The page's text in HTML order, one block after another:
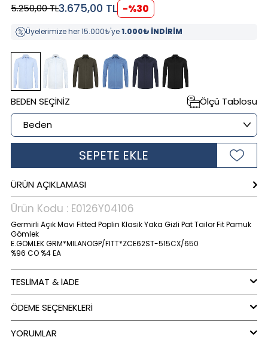
5.250,00TL3.675,00 TL -%30
Üyelerimize her 15.000₺'ye1.000₺ İNDİRİM
BEDEN SEÇINIZ Ölçü Tablosu
SEPETE EKLE
ÜRÜN AÇIKLAMASI
Ürün Kodu : E0126Y04106
Germirli Açık Mavi Fitted Poplin Klasik Yaka Gizli Pat Tailor Fit Pamuk
Gömlek
E.GOMLEK GRM*MILANOGP/FITT*ZCE62ST-515CX/650
%96 CO %4 EA
TESLİMAT & İADE
ÖDEME SEÇENEKLERI
YORUMLAR